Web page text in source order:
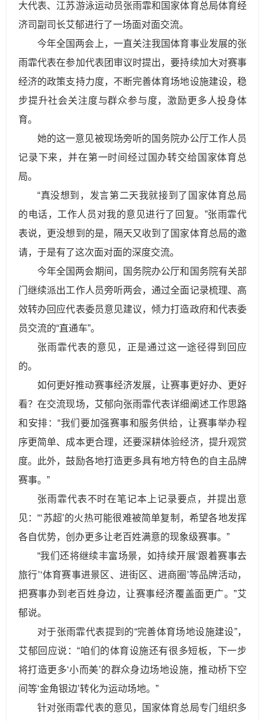
大代表、江苏游泳运动员张雨霏和国家体育总局体育经
济司副司长艾郁进行了一场面对面交流。
今年全国两会上，一直关注我国体育事业发展的张
雨霏代表在参加代表团审议时提出，要持续加大对赛事
经济的政策支持力度，不断完善体育场地设施建设，稳
步提升社会关注度与群众参与度，激励更多人投身体
育。
她的这一意见被现场旁听的国务院办公厅工作人员
记录下来，并在第一时间经过国办转交给国家体育总
局。
“真没想到，发言第二天我就接到了国家体育总局
的电话，工作人员对我的意见进行了回复。”张雨霏代
表说，更没想到的是，隔天又收到了国家体育总局的邀
请，于是有了这次面对面的深度交流。
今年全国两会期间，国务院办公厅和国务院有关部
门继续派出工作人员旁听两会，通过全面记录梳理、高
效转办回应代表委员意见建议，倾力打造政府和代表委
员交流的“直通车”。
张雨霏代表的意见，正是通过这一途径得到回应
的。
如何更好推动赛事经济发展，让赛事更好办、更好
看？在交流现场，艾郁向张雨霏代表详细阐述工作思路
和安排：“我们要加强赛事和服务供给，让赛事举办程
序更简单、成本更合理，还要深耕体验经济，提升观赏
度。此外，鼓励各地打造更多具有地方特色的自主品牌
赛事。”
张雨霏代表不时在笔记本上记录要点，并提出意
见：“‘苏超’的火热可能很难被简单复制，希望各地发挥
各自优势，创办更多让老百姓满意的现象级赛事。”
“我们还将继续丰富场景，如持续开展‘跟着赛事去
旅行’‘体育赛事进景区、进街区、进商圈’等品牌活动，
把赛事办到老百姓身边，让赛事经济覆盖面更广。”艾
郁说。
对于张雨霏代表提到的“完善体育场地设施建设”，
艾郁回应说：“咱们的体育设施还有很多短板，下一步
将打造更多‘小而美’的群众身边场地设施，推动桥下空
间等‘金角银边’转化为运动场地。”
针对张雨霏代表的意见，国家体育总局专门组织多